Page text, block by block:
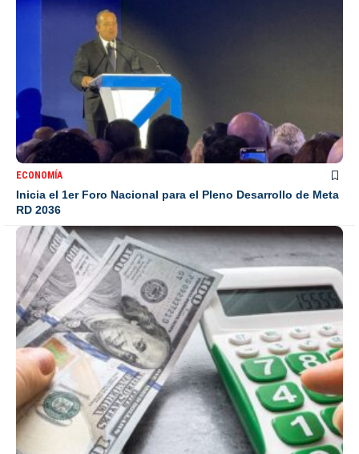
ECONOMÍA
Inicia el 1er Foro Nacional para el Pleno Desarrollo de Meta
RD 2036